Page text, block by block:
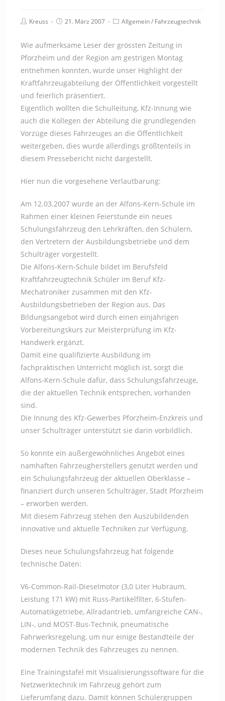
Beitrags-
Kreuss
Beitrag
21. März 2007
Beitrags-
Allgemein/ Fahrzeugtechnik
Wie aufmerksame Leser der grössten Zeitung in
Pforzheim und der Region am gestrigen Montag
entnehmen konnten, wurde unser Highlight der
Kraftfahrzeugabteilung der Öffentlichkeit vorgestellt
und feierlich präsentiert.
Eigentlich wollten die Schulleitung, Kfz-Innung wie
auch die Kollegen der Abteilung die grundlegenden
Vorzüge dieses Fahrzeuges an die Öffentlichkeit
weitergeben, dies wurde allerdings größtenteils in
diesem Pressebericht nicht dargestellt.
Hier nun die vorgesehene Verlautbarung:
Am 12.03.2007 wurde an der Alfons-Kern-Schule im
Rahmen einer kleinen Feierstunde ein neues
Schulungsfahrzeug den Lehrkräften, den Schülern,
den Vertretern der Ausbildungsbetriebe und dem
Schulträger vorgestellt.
Die Alfons-Kern-Schule bildet im Berufsfeld
Kraftfahrzeugtechnik Schüler im Beruf Kfz-
Mechatroniker zusammen mit den Kfz-
Ausbildungsbetrieben der Region aus. Das
Bildungsangebot wird durch einen einjährigen
Vorbereitungskurs zur Meisterprüfung im Kfz-
Handwerk ergänzt.
Damit eine qualifizierte Ausbildung im
fachpraktischen Unterricht möglich ist, sorgt die
Alfons-Kern-Schule dafür, dass Schulungsfahrzeuge,
die der aktuellen Technik entsprechen, vorhanden
sind.
Die Innung des Kfz-Gewerbes Pforzheim-Enzkreis und
unser Schulträger unterstützt sie darin vorbildlich.
So konnte ein außergewöhnliches Angebot eines
namhaften Fahrzeugherstellers genutzt werden und
ein Schulungsfahrzeug der aktuellen Oberklasse –
finanziert durch unseren Schulträger, Stadt Pforzheim
– erworben werden.
Mit diesem Fahrzeug stehen den Auszubildenden
innovative und aktuelle Techniken zur Verfügung.
Dieses neue Schulungsfahrzeug hat folgende
technische Daten:
V6-Common-Rail-Dieselmotor (3,0 Liter Hubraum,
Leistung 171 kW) mit Russ-Partikelfilter, 6-Stufen-
Automatikgetriebe, Allradantrieb, umfangreiche CAN-,
LIN-, und MOST-Bus-Technik, pneumatische
Fahrwerksregelung, um nur einige Bestandteile der
modernen Technik des Fahrzeuges zu nennen.
Eine Trainingstafel mit Visualisierungssoftware für die
Netzwerktechnik im Fahrzeug gehört zum
Lieferumfang dazu. Damit können Schülergruppen